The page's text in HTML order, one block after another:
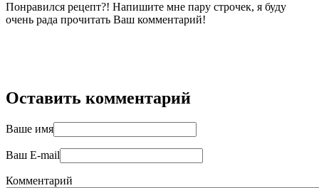
Понравился рецепт?! Напишите мне пару строчек, я буду
очень рада прочитать Ваш комментарий!
Оставить комментарий
Ваше имя
Ваш E-mail
Комментарий